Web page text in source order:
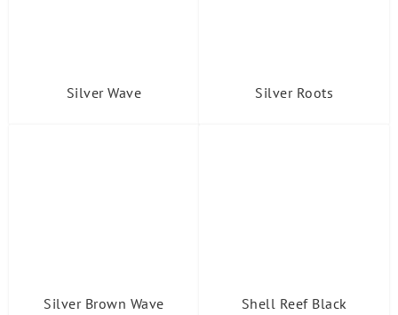
Silver Wave Silver Roots
Silver Brown Wave Shell Reef Black